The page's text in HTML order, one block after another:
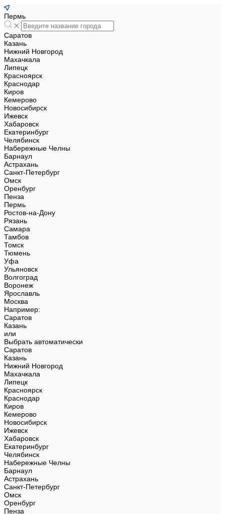
Пермь
Саратов
Казань
Нижний Новгород
Махачкала
Липецк
Красноярск
Краснодар
Киров
Кемерово
Новосибирск
Ижевск
Хабаровск
Екатеринбург
Челябинск
Набережные Челны
Барнаул
Астрахань
Санкт-Петербург
Омск
Оренбург
Пенза
Пермь
Ростов-на-Дону
Рязань
Самара
Тамбов
Томск
Тюмень
Уфа
Ульяновск
Волгоград
Воронеж
Ярославль
Москва
Например:
Саратов
Казань
или
Выбрать автоматически
Саратов
Казань
Нижний Новгород
Махачкала
Липецк
Красноярск
Краснодар
Киров
Кемерово
Новосибирск
Ижевск
Хабаровск
Екатеринбург
Челябинск
Набережные Челны
Барнаул
Астрахань
Санкт-Петербург
Омск
Оренбург
Пенза